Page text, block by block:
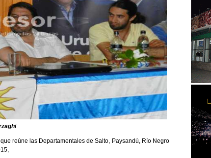
reúne las Departamentales de Salto, Paysandú, Río Negro